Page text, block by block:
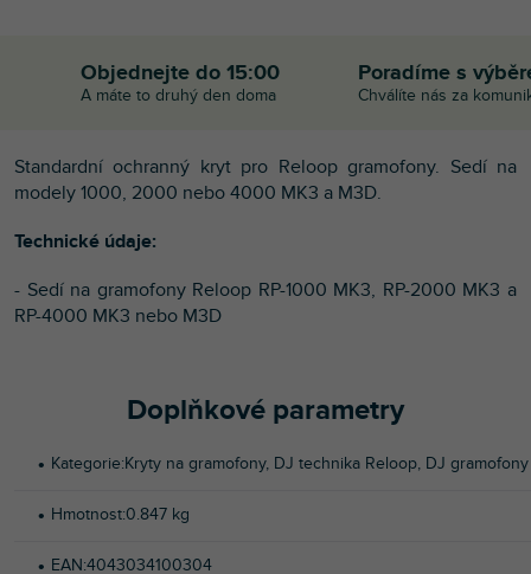
Objednejte do 15:00
A máte to druhý den doma
Poradíme s
Chválíte nás za
Standardní ochranný kryt pro Reloop gramofony. Sedí na
modely 1000, 2000 nebo 4000 MK3 a M3D.
Technické údaje:
- Sedí na gramofony Reloop RP-1000 MK3, RP-2000 MK3 a
RP-4000 MK3 nebo M3D
Doplňkové parametry
Kategorie:Kryty na gramofony, DJ technika Reloop, DJ
Hmotnost:0.847 kg
EAN:4043034100304